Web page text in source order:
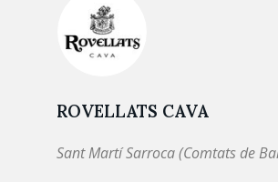
ROVELLATS CAVA
Sant Martí Sarroca (Comtats de